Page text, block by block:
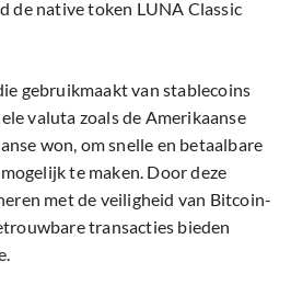
de native token LUNA Classic
gebruikmaakt van stablecoins
valuta zoals de Amerikaanse
won, om snelle en betaalbare
te maken. Door deze
met de veiligheid van Bitcoin-
transacties bieden